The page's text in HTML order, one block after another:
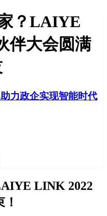
？LAIYE
伴大会圆满
LINK 2022